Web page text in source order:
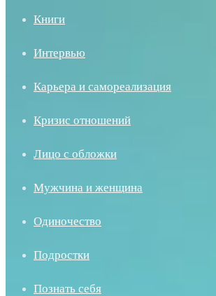
Книги
Интервью
Карьера и самореализация
Кризис отношений
Лицо с обложки
Мужчина и женщина
Одиночество
Подростки
Познать себя